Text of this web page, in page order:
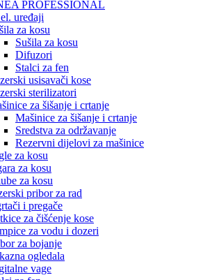
PROFESSIONAL
uređaji
za kosu
Sušila za kosu
Difuzori
Stalci za fen
usisavači kose
sterilizatori
za šišanje i crtanje
Mašinice za šišanje i crtanje
Sredstva za održavanje
Rezervni dijelovi za mašinice
za kosu
za kosu
za kosu
pribor za rad
i pregače
za čišćenje kose
za vodu i dozeri
za bojanje
ogledala
vage